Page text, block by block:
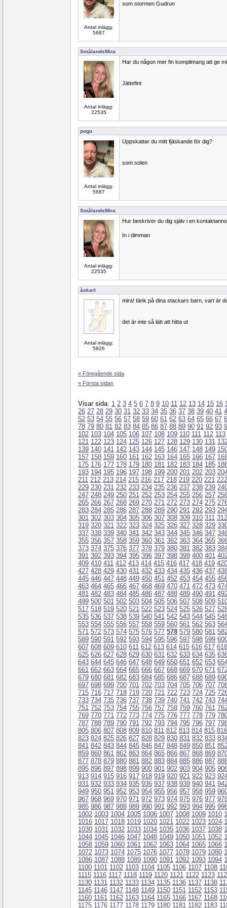
Antal inlägg:
5687
som stormen Gudrun
SmålandsMira
Antal inlägg:
22535
Har du någon mer fin komplimang att ge
Jättefint
pogu
Antal inlägg:
5687
Uppskattar du mitt fjäskande för dig?
som solen
SmålandsMira
Antal inlägg:
22535
Hur beskriver du dig själv i en
In i dimman
åskarl
Antal inlägg:
5826
mira! tänk på dina stackars barn, vart är
det är inte så lätt att hitta ut
« Föregående sida
« Första sidan
Visar sida: 1 2 3 4 5 6 7 8 9 10 11 12 13 14 15 16
26 27 28 29 30 31 32 33 34 35 36 37 38 39 40 41
52 53 54 55 56 57 58 59 60 61 62 63 64 65 66 67
78 79 80 81 82 83 84 85 86 87 88 89 90 91 92 93
102 103 104 105 106 107 108 109 110 111 112 113
121 122 123 124 125 126 127 128 129 130 131
139 140 141 142 143 144 145 146 147 148 149
157 158 159 160 161 162 163 164 165 166 167
175 176 177 178 179 180 181 182 183 184 185
193 194 195 196 197 198 199 200 201 202 203
211 212 213 214 215 216 217 218 219 220 221 222
229 230 231 232 233 234 235 236 237 238 239
247 248 249 250 251 252 253 254 255 256 257
265 266 267 268 269 270 271 272 273 274 275
283 284 285 286 287 288 289 290 291 292 293
301 302 303 304 305 306 307 308 309 310 311 312
319 320 321 322 323 324 325 326 327 328 329
337 338 339 340 341 342 343 344 345 346 347
355 356 357 358 359 360 361 362 363 364 365
373 374 375 376 377 378 379 380 381 382 383
391 392 393 394 395 396 397 398 399 400 401
409 410 411 412 413 414 415 416 417 418 419 420
427 428 429 430 431 432 433 434 435 436 437
445 446 447 448 449 450 451 452 453 454 455
463 464 465 466 467 468 469 470 471 472 473
481 482 483 484 485 486 487 488 489 490 491
499 500 501 502 503 504 505 506 507 508 509
517 518 519 520 521 522 523 524 525 526 527
535 536 537 538 539 540 541 542 543 544 545
553 554 555 556 557 558 559 560 561 562 563
571 572 573 574 575 576 577 578 579 580 581
589 590 591 592 593 594 595 596 597 598 599
607 608 609 610 611 612 613 614 615 616 617 618
625 626 627 628 629 630 631 632 633 634 635
643 644 645 646 647 648 649 650 651 652 653
661 662 663 664 665 666 667 668 669 670 671
679 680 681 682 683 684 685 686 687 688 689
697 698 699 700 701 702 703 704 705 706 707
715 716 717 718 719 720 721 722 723 724 725
733 734 735 736 737 738 739 740 741 742 743
751 752 753 754 755 756 757 758 759 760 761
769 770 771 772 773 774 775 776 777 778 779
787 788 789 790 791 792 793 794 795 796 797
805 806 807 808 809 810 811 812 813 814 815 816
823 824 825 826 827 828 829 830 831 832 833
841 842 843 844 845 846 847 848 849 850 851
859 860 861 862 863 864 865 866 867 868 869
877 878 879 880 881 882 883 884 885 886 887
895 896 897 898 899 900 901 902 903 904 905
913 914 915 916 917 918 919 920 921 922 923
931 932 933 934 935 936 937 938 939 940 941
949 950 951 952 953 954 955 956 957 958 959
967 968 969 970 971 972 973 974 975 976 977
985 986 987 988 989 990 991 992 993 994 995
1002 1003 1004 1005 1006 1007 1008 1009 1010
1016 1017 1018 1019 1020 1021 1022 1023 1024
1030 1031 1032 1033 1034 1035 1036 1037 1038
1044 1045 1046 1047 1048 1049 1050 1051 1052
1058 1059 1060 1061 1062 1063 1064 1065 1066
1072 1073 1074 1075 1076 1077 1078 1079 1080
1086 1087 1088 1089 1090 1091 1092 1093 1094
1100 1101 1102 1103 1104 1105 1106 1107 1108
1115 1116 1117 1118 1119 1120 1121 1122 1123
1130 1131 1132 1133 1134 1135 1136 1137 1138
1145 1146 1147 1148 1149 1150 1151 1152 1153
1160 1161 1162 1163 1164 1165 1166 1167 1168
1175 1176 1177 1178 1179 1180 1181 1182 1183